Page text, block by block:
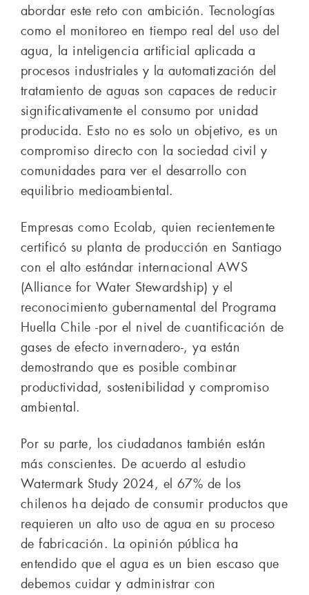
abordar este reto con ambición. Tecnologías
como el monitoreo en tiempo real del uso del
agua, la inteligencia artificial aplicada a
procesos industriales y la automatización del
tratamiento de aguas son capaces de reducir
significativamente el consumo por unidad
producida. Esto no es solo un objetivo, es un
compromiso directo con la sociedad civil y
comunidades para ver el desarrollo con
equilibrio medioambiental.
Empresas como Ecolab, quien recientemente
certificó su planta de producción en Santiago
con el alto estándar internacional AWS
(Alliance for Water Stewardship) y el
reconocimiento gubernamental del Programa
Huella Chile -por el nivel de cuantificación de
gases de efecto invernadero-, ya están
demostrando que es posible combinar
productividad, sostenibilidad y compromiso
ambiental.
Por su parte, los ciudadanos también están
más conscientes. De acuerdo al estudio
Watermark Study 2024, el 67% de los
chilenos ha dejado de consumir productos que
requieren un alto uso de agua en su proceso
de fabricación. La opinión pública ha
entendido que el agua es un bien escaso que
debemos cuidar y administrar con